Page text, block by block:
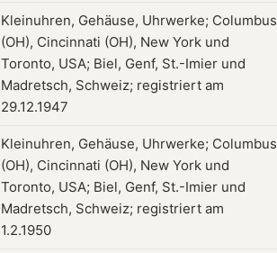
Kleinuhren, Gehäuse, Uhrwerke; Columbus
(OH), Cincinnati (OH), New York und
Toronto, USA; Biel, Genf, St.-Imier und
Madretsch, Schweiz; registriert am
29.12.1947
Kleinuhren, Gehäuse, Uhrwerke; Columbus
(OH), Cincinnati (OH), New York und
Toronto, USA; Biel, Genf, St.-Imier und
Madretsch, Schweiz; registriert am
1.2.1950